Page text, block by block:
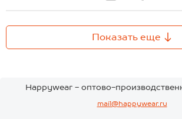
Показать еще
Happywear - оптово-
mail@happywear.ru